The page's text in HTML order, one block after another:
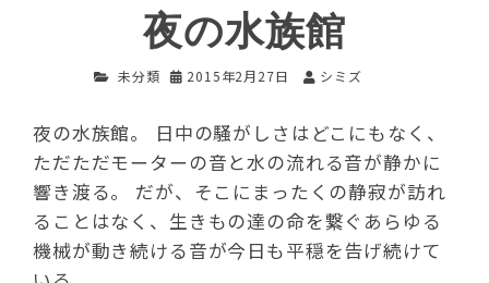
夜の水族館
未分類 2015年2月27日 シミズ
夜の水族館。 日中の騒がしさはどこにもなく、
ただただモーターの音と水の流れる音が静かに
響き渡る。 だが、そこにまったくの静寂が訪れ
ることはなく、生きもの達の命を繋ぐあらゆる
機械が動き続ける音が今日も平穏を告げ続けて